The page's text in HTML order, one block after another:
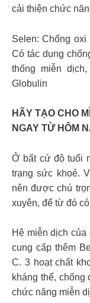
cải thiện chức
Selen: Chống
Có tác dụng
thống miễn
Globulin
HÃY TẠO CHO
NGAY TỪ HÔM
Ở bất cứ độ tuổi
trạng sức khoẻ.
nên được chú
xuyên, để từ đó
Hệ miễn dịch
cung cấp thêm
C. 3 hoạt chất
kháng thể,
chức năng miễn